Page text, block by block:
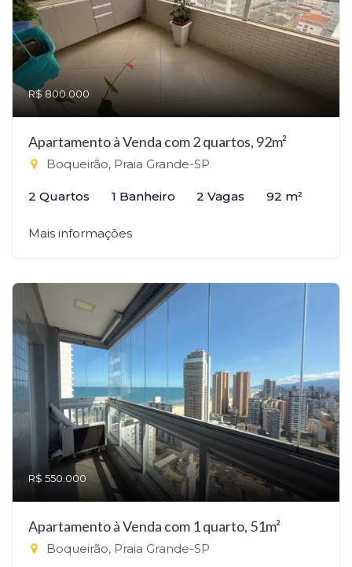
R$ 800.000
Apartamento à Venda com 2 quartos, 92m²
Boqueirão, Praia Grande-SP
2 Quartos 1 Banheiro 2 Vagas 92 m²
Mais informações
R$ 550.000
Apartamento à Venda com 1 quarto, 51m²
Boqueirão, Praia Grande-SP